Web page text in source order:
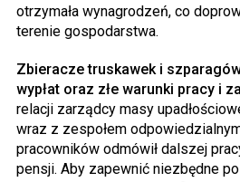
otrzymała wynagrodzeń, co
terenie gospodarstwa.
Zbieracze truskawek i
wypłat oraz złe warunki pracy i
relacji zarządcy masy
wraz z zespołem
pracowników odmówił dalszej
pensji. Aby zapewnić niezbędne